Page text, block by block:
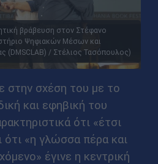
βράβευση στον Στέφανο
Ψηφιακών Μέσων και
(DMSCLAB) / Στέλιος Τασόπουλος)
στην σχέση του με το
και εφηβική του
ότι «έτσι
ότι «η γλώσσα πέρα και
έγινε η κεντρική